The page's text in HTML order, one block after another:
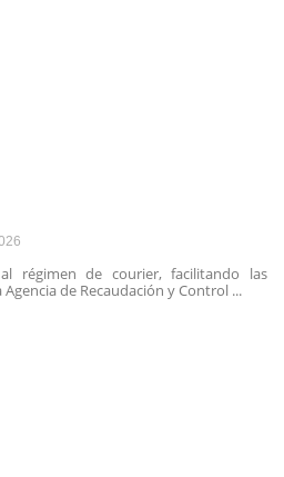
régimen de courier, facilitando las
de Recaudación y Control ...